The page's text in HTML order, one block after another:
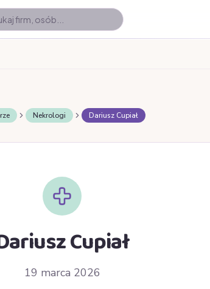
Nekrologi Dariusz Cupiał
Cupiał
19 marca 2026